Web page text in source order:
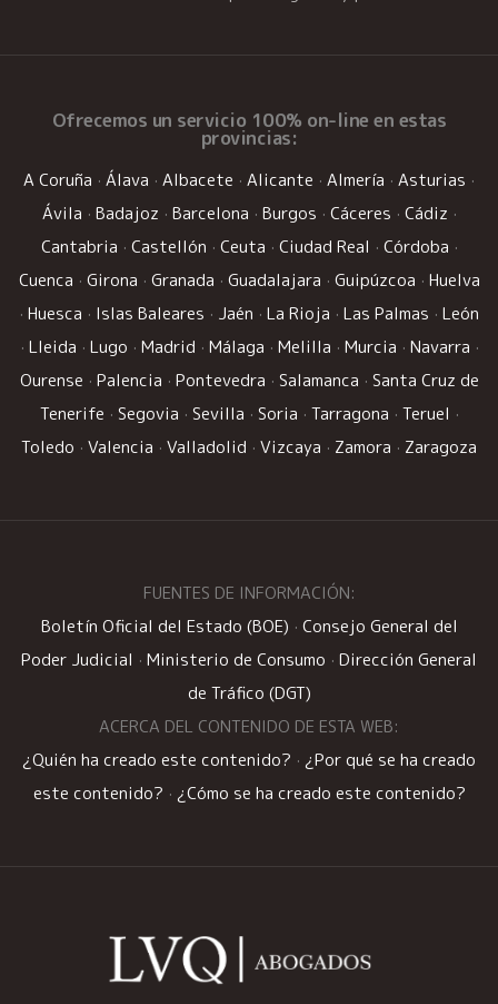
Ofrecemos un servicio 100% on-line en estas
provincias:
A Coruña · Álava · Albacete · Alicante · Almería · Asturias ·
Ávila · Badajoz · Barcelona · Burgos · Cáceres · Cádiz ·
Cantabria · Castellón · Ceuta · Ciudad Real · Córdoba ·
Cuenca · Girona · Granada · Guadalajara · Guipúzcoa · Huelva
· Huesca · Islas Baleares · Jaén · La Rioja · Las Palmas · León
· Lleida · Lugo · Madrid · Málaga · Melilla · Murcia · Navarra ·
Ourense · Palencia · Pontevedra · Salamanca · Santa Cruz de
Tenerife · Segovia · Sevilla · Soria · Tarragona · Teruel ·
Toledo · Valencia · Valladolid · Vizcaya · Zamora · Zaragoza
FUENTES DE INFORMACIÓN:
Boletín Oficial del Estado (BOE) · Consejo General del
Poder Judicial · Ministerio de Consumo · Dirección General
de Tráfico (DGT)
ACERCA DEL CONTENIDO DE ESTA WEB:
¿Quién ha creado este contenido? · ¿Por qué se ha creado
este contenido? · ¿Cómo se ha creado este contenido?